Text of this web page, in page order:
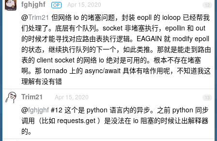
12
fghjghf OP Apr 15, 2020
@Trim21 但网络 io 的堵塞问题，封装 eopll 的 ioloop 已经帮我
们处理了。底层有个队列。socket 非堵塞执行，epollin 和 out
的时候才能寻找对应路由表执行逻辑。EAGAIN 就 modify epoll
的状态，继续执行队列的下一个，如此类推。那就是能走到路由
表的 client socket 的网络 io 绝对是可用的。根本不存在堵塞
啊。那 tornado 上的 async/await 具体有啥作用呢，不知道我这
理解有没有错
13
Trim21 Apr 15, 2020
@fghjghf #12 这个是 python 语言内的异步。之前 python 同步
调用（比如 requests.get ）是没法在 io 阻塞的时候让出解释器
的。